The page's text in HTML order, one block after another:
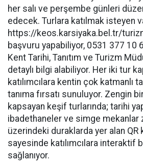
her salı ve perşembe günleri
edecek. Turlara katılmak isteyen
https://keos.karsiyaka.bel.tr/
başvuru yapabiliyor, 0531 377 10
Kent Tarihi, Tanıtım ve Turizm
detaylı bilgi alabiliyor. Her iki tur
katılımcılara kentin çok katmanlı
tanıma fırsatı sunuluyor. Zengin
kapsayan keşif turlarında; tarihi
ibadethaneler ve simge mekanlar
üzerindeki duraklarda yer alan
sayesinde katılımcılara interaktif
sağlanıyor.